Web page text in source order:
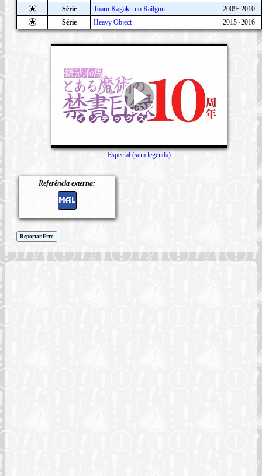
Série
Toaru Kagaku no Railgun
2009~2010
Série
Heavy Object 2015~2016
Referência externa:
Especial (sem legenda)
Reportar Erro